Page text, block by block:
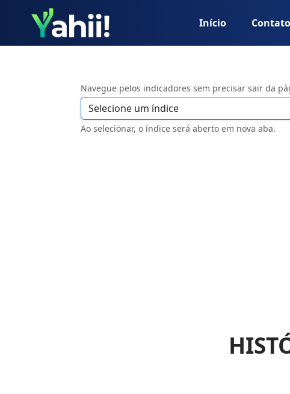
Início Contato
Navegue pelos indicadores sem precisar sair da
Ao selecionar, o índice será aberto em nova aba.